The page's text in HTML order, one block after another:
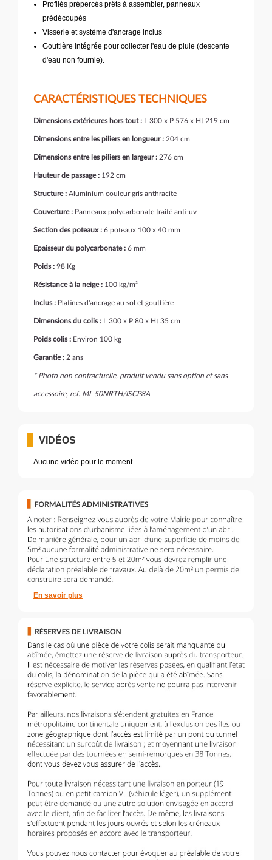
Profilés prépercés prêts à assembler, panneaux
prédécoupés
Visserie et système d'ancrage inclus
Gouttière intégrée pour collecter l'eau de pluie (descente
d'eau non fournie).
CARACTÉRISTIQUES TECHNIQUES
Dimensions extérieures hors tout : L 300 x P 576 x Ht 219 cm
Dimensions entre les piliers en longueur : 204 cm
Dimensions entre les piliers en largeur : 276 cm
Hauteur de passage : 192 cm
Structure : Aluminium couleur gris anthracite
Couverture : Panneaux polycarbonate traité anti-uv
Section des poteaux : 6 poteaux 100 x 40 mm
Epaisseur du polycarbonate : 6 mm
Poids : 98 Kg
Résistance à la neige : 100 kg/m²
Inclus : Platines d'ancrage au sol et gouttière
Dimensions du colis : L 300 x P 80 x Ht 35 cm
Poids colis : Environ 100 kg
Garantie : 2 ans
* Photo non contractuelle, produit vendu sans option et sans
accessoire, ref. ML 50NRTH/ISCP8A
VIDÉOS
Aucune vidéo pour le moment
En savoir plus